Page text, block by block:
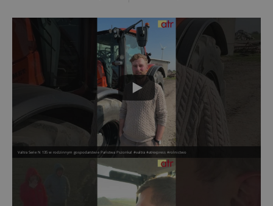
Valtra Serie N 135 w rodzinnym gospodarstwie Państwa Pszonka! #valtra #atrexpress #rolnictwo